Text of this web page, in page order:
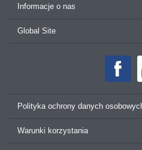
Informacje o nas
Global Site
Polityka ochrony danych
Warunki korzystania